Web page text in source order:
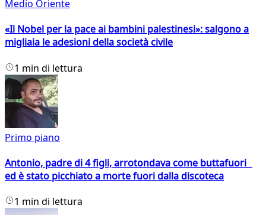
Medio Oriente
«Il Nobel per la pace ai bambini palestinesi»: salgono a
migliaia le adesioni della società civile
1 min di lettura
Primo piano
Antonio, padre di 4 figli, arrotondava come buttafuori
ed è stato picchiato a morte fuori dalla discoteca
1 min di lettura